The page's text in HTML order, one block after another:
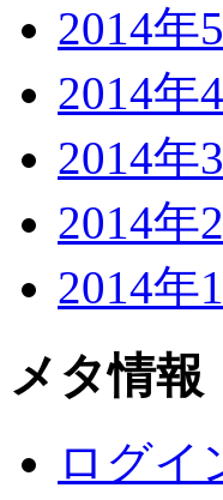
2014年
2014年
2014年
2014年
2014年
メタ情報
ログイ